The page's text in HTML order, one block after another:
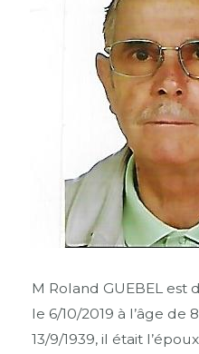
M Roland GUEBEL est
le 6/10/2019 à l’âge de
13/9/1939, il était